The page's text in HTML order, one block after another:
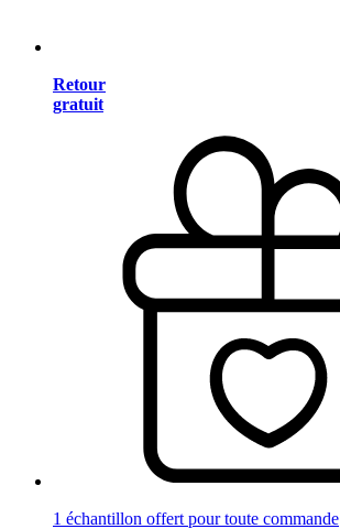
Retour
gratuit
1 échantillon offert pour toute commande